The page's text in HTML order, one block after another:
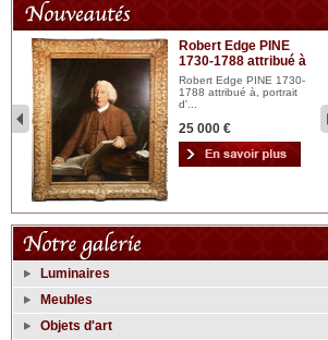
Robert Edge PINE
1730-1788 attribué à
Robert Edge PINE 1730-
1788 attribué à, portrait
d'...
25 000 €
Luminaires
Meubles
Objets d'art